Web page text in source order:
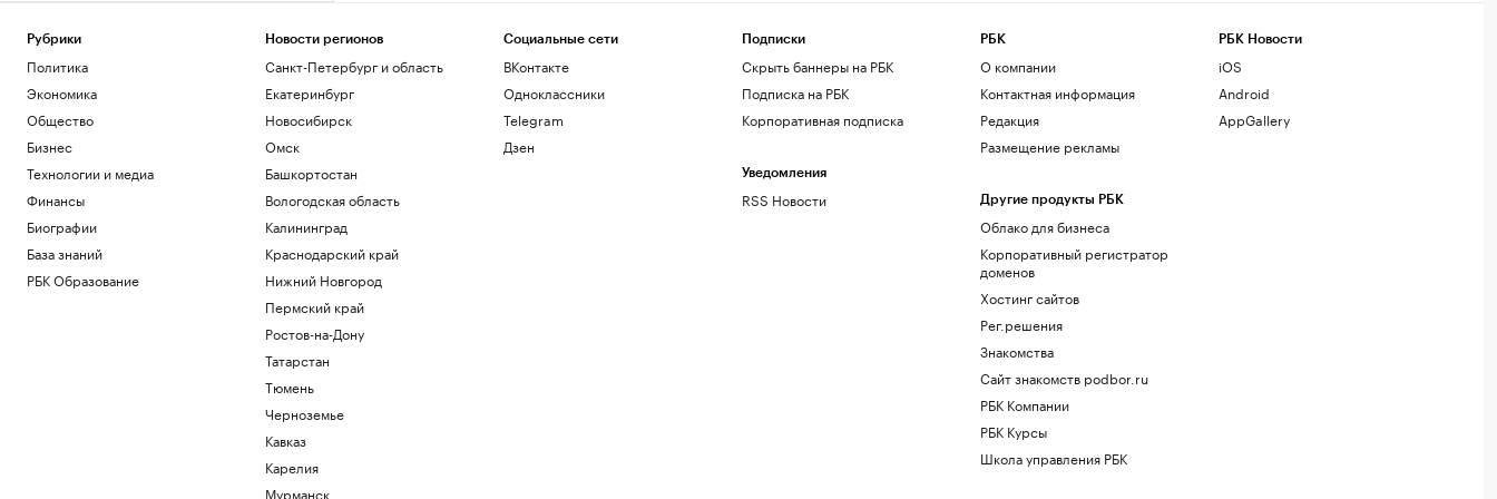
Рубрики
Политика
Экономика
Общество
Бизнес
Технологии и медиа
Финансы
Биографии
База знаний
РБК Образование
Новости регионов
Санкт-Петербург и область
Екатеринбург
Новосибирск
Омск
Башкортостан
Вологодская область
Калининград
Краснодарский край
Нижний Новгород
Пермский край
Ростов-на-Дону
Татарстан
Тюмень
Черноземье
Кавказ
Карелия
Мурманск
Социальные сети
ВКонтакте
Одноклассники
Telegram
Дзен
Подписки
Скрыть баннеры на РБК
Подписка на РБК
Корпоративная подписка
Уведомления
RSS Новости
РБК
О компании
Контактная информация
Редакция
Размещение рекламы
Другие продукты РБК
Облако для бизнеса
Корпоративный регистратор
доменов
Хостинг сайтов
Рег.решения
Знакомства
Сайт знакомств podbor.ru
РБК Компании
РБК Курсы
Школа управления РБК
РБК Новости
iOS
Android
AppGallery